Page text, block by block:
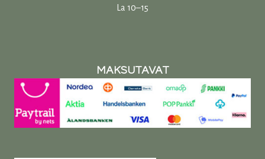
La 10–15
MAKSUTAVAT